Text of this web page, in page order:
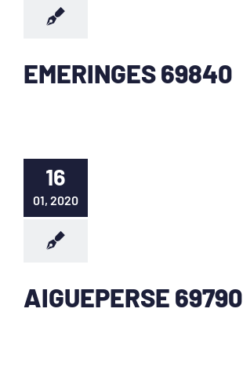
EMERINGES 69840
16
01, 2020
AIGUEPERSE 69790